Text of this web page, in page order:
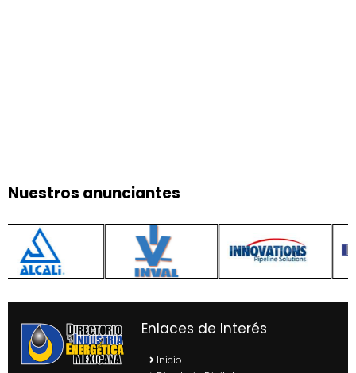
Nuestros anunciantes
Enlaces de Interés
Inicio